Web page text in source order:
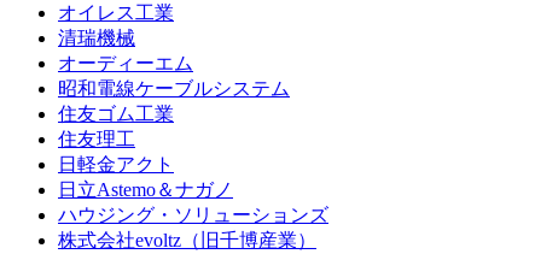
オイレス工業
清瑞機械
オーディーエム
昭和電線ケーブルシステム
住友ゴム工業
住友理工
日軽金アクト
日立Astemo＆ナガノ
ハウジング・ソリューションズ
株式会社evoltz（旧千博産業）